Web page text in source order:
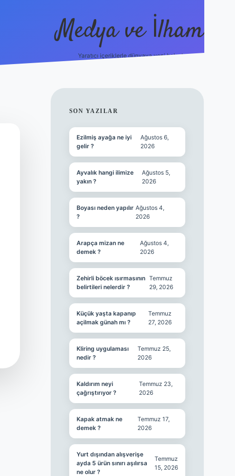
Medya ve İlham
Yaratıcı içeriklerle dünyaya yeni bakış!
SIDEBAR
SON YAZILAR
Ezilmiş ayağa ne iyi
gelir ?
Ağustos 6,
2026
Ayvalık hangi ilimize
yakın ?
Ağustos 5,
2026
Boyası neden yapılır
?
Ağustos 4,
2026
Arapça mizan ne
demek ?
Ağustos 4,
2026
Zehirli böcek ısırmasının
belirtileri nelerdir ?
Temmuz
29, 2026
Küçük yaşta kapanıp
açilmak günah mı ?
Temmuz
27, 2026
Kliring uygulaması
nedir ?
Temmuz 25,
2026
Kaldırım neyi
çağrıştırıyor ?
Temmuz 23,
2026
Kapak atmak ne
demek ?
Temmuz 17,
2026
Yurt dışından alışverişe
ayda 5 ürün sınırı aşılırsa
ne olur ?
Temmuz
15, 2026
https://ilbet.online/ grandoperabet giriş